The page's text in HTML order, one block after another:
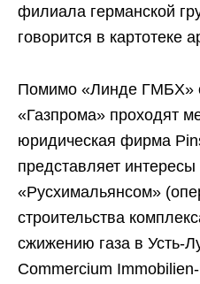
филиала германской
говорится в картотеке
Помимо «Линде ГМБХ»
«Газпрома» проходят
юридическая фирма
представляет
«Русхимальянсом»
строительства
сжижению газа в Усть-
Commercium